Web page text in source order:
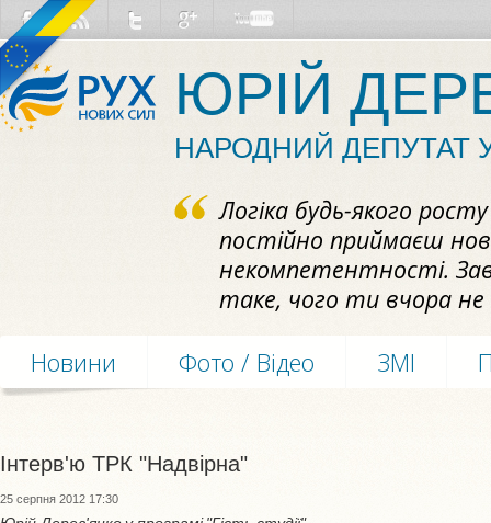
ЮРІЙ
НАРОДНИЙ ДЕПУТАТ
Логіка будь-якого
постійно приймаєш
некомпетентності.
таке, чого ти вчора не
Новини Фото / Відео ЗМІ
Інтерв'ю ТРК "Надвірна"
25 серпня 2012 17:30